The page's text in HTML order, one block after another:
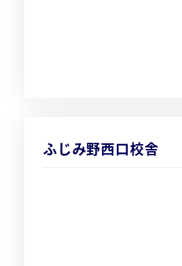
ふじみ野西口校舎